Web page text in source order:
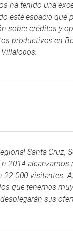
ha tenido una
este espacio que
sobre créditos y
productivos en
Villalobos.
Santa
2014
visitantes.
que tenemos
sus